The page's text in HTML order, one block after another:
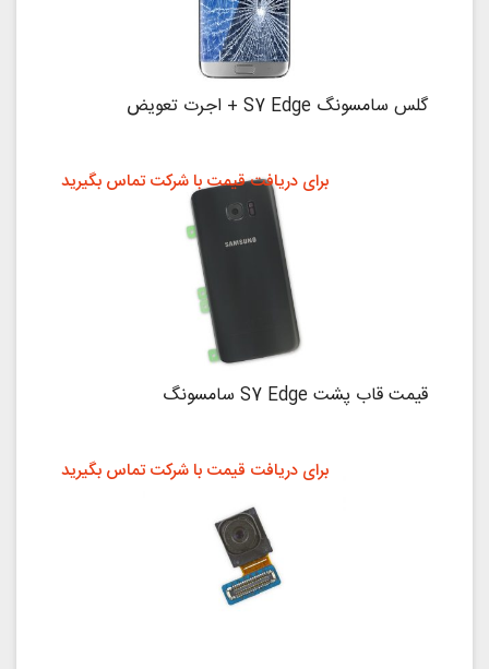
گلس سامسونگ S7 Edge + اجرت تعویض
قیمت قاب پشت S7 Edge سامسونگ
برای دریافت قیمت با شرکت تماس بگیرید
برای دریافت قیمت با شرکت تماس بگیرید